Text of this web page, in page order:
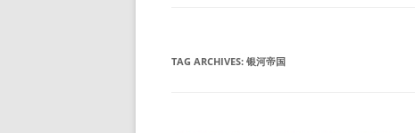
TAG ARCHIVES: 银河帝国